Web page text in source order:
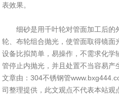
表效果。
细砂是用千叶轮对管面加工后的
轮、布轮组合抛光，使管面取得镜
设备比拟简单，易操作，不需求化
管停止内抛光，并且处置不当容易产
文章由：304不锈钢管
司整理提供，此文观点不代表本站观